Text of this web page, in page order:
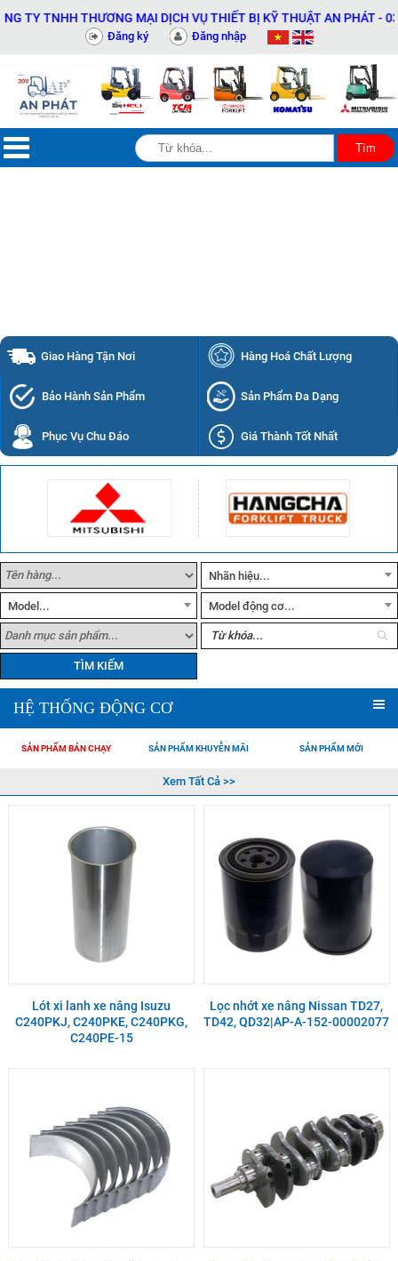
MẠI DỊCH VỤ THIẾT BỊ KỸ THUẬT AN PHÁT - 0311414081
Đăng ký Đăng nhập
Giao Hàng Tận Nơi Hàng Hoá Chất Lượng
Bảo Hành Sản Phẩm Sản Phẩm Đa Dạng
Phục Vụ Chu Đáo Giá Thành Tốt Nhất
Nhãn hiệu...
Model... Model động cơ...
TÌM KIẾM
HỆ THỐNG ĐỘNG CƠ
SẢN PHẨM BÁN CHẠY SẢN PHẨM KHUYỄN MÃI SẢN PHẨM MỚI
Xem Tất Cả >>
Lót xi lanh xe nâng Isuzu
C240PKJ, C240PKE, C240PKG,
C240PE-15
Lọc nhớt xe nâng Nissan TD27,
TD42, QD32|AP-A-152-00002077